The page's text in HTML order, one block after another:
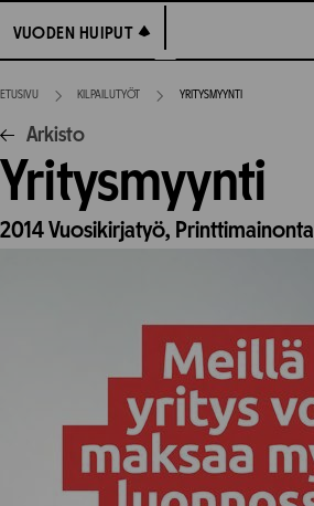
suoraan
sisältöön
VUODEN HUIPUT
VUODEN HUIPUT
ETUSIVU KILPAILUTYÖT YRITYSMYYNTI
Arkisto
Yritysmyynti
2014Vuosikirjatyö, Printtimainonta